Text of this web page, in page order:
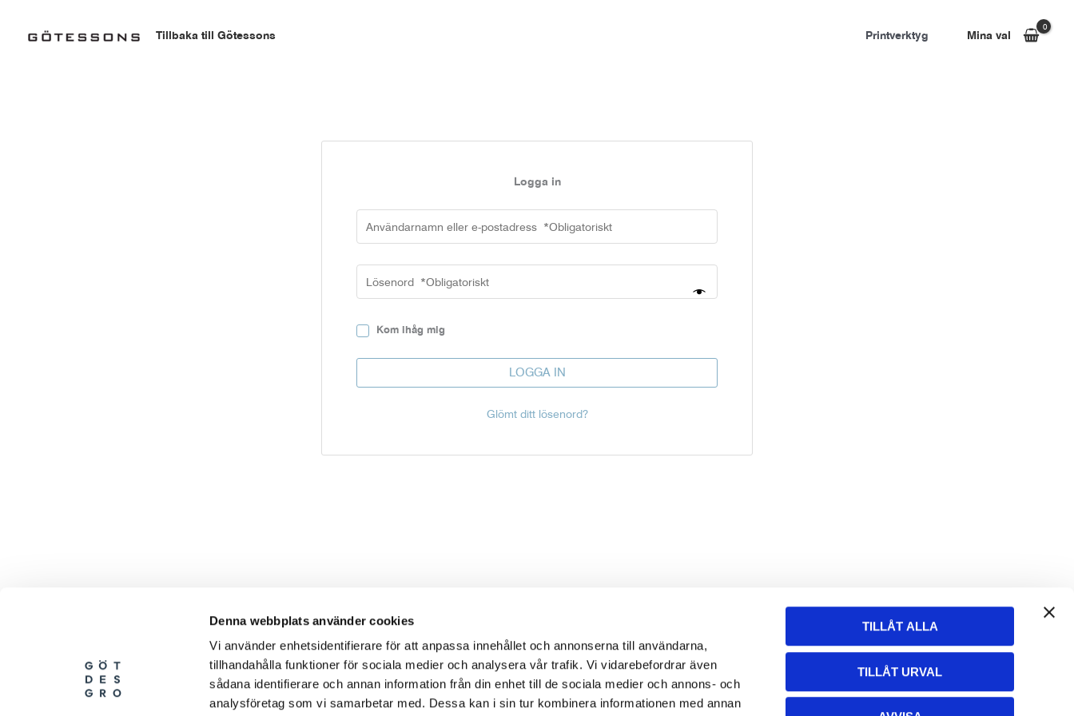
Denna webbplats använder cookies
Vi använder enhetsidentifierare för att anpassa innehållet och annonserna till användarna,
tillhandahålla funktioner för sociala medier och analysera vår trafik. Vi vidarebefordrar även
sådana identifierare och annan information från din enhet till de sociala medier och annons- och
analysföretag som vi samarbetar med. Dessa kan i sin tur kombinera informationen med annan
TILLÅT ALLA
TILLÅT URVAL
innehåll
Tillbaka till Götessons Printverktyg Mina val
Logga in
Kom ihåg mig
LOGGA IN
Glömt ditt lösenord?